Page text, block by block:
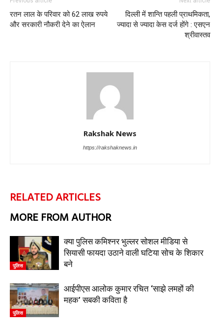
रतन लाल के परिवार को 62 लाख रुपये
और सरकारी नौकरी देने का ऐलान
दिल्ली में शान्ति पहली प्राथमिकता,
ज्यादा से ज्यादा केस दर्ज होंगे : एसएन
श्रीवास्तव
Rakshak News
https://rakshaknews.in
RELATED ARTICLES
MORE FROM AUTHOR
पुलिस
क्या पुलिस कमिश्नर भुल्लर सोशल मीडिया से
सियासी फायदा उठाने वाली घटिया सोच के शिकार
बने
पुलिस
आईपीएस आलोक कुमार रचित ‘साझे लमहों की
महक’ सबकी कविता है